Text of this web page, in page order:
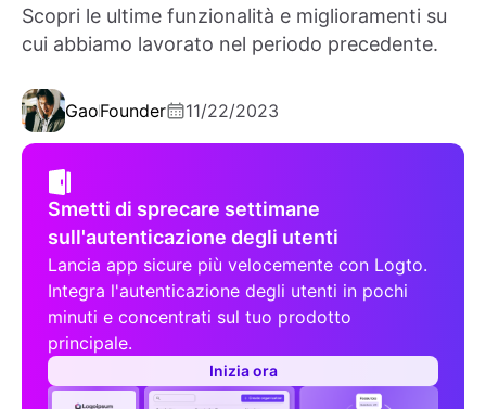
Scopri le ultime funzionalità e miglioramenti su
cui abbiamo lavorato nel periodo precedente.
GaoFounder 11/22/2023
Smetti di sprecare settimane
sull'autenticazione degli utenti
Lancia app sicure più velocemente con Logto.
Integra l'autenticazione degli utenti in pochi
minuti e concentrati sul tuo prodotto
principale.
Inizia ora